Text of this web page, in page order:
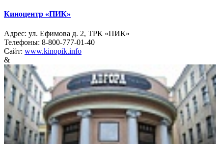
Киноцентр «ПИК»
Адрес: ул. Ефимова д. 2, ТРК «ПИК»
Телефоны: 8-800-777-01-40
Сайт: www.kinopik.info
&